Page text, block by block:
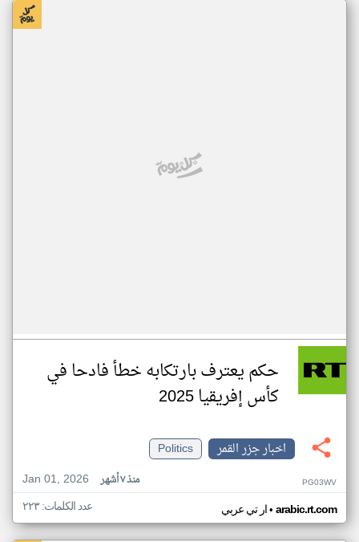
حكم يعترف بارتكابه خطأ فادحا في
كأس إفريقيا 2025
اخبار جزر القمر
Politics
Jan 01, 2026
منذ ٧ أشهر PG03WV
ار تي عربي• arabic.rt.com عدد الكلمات: ٢٢٣